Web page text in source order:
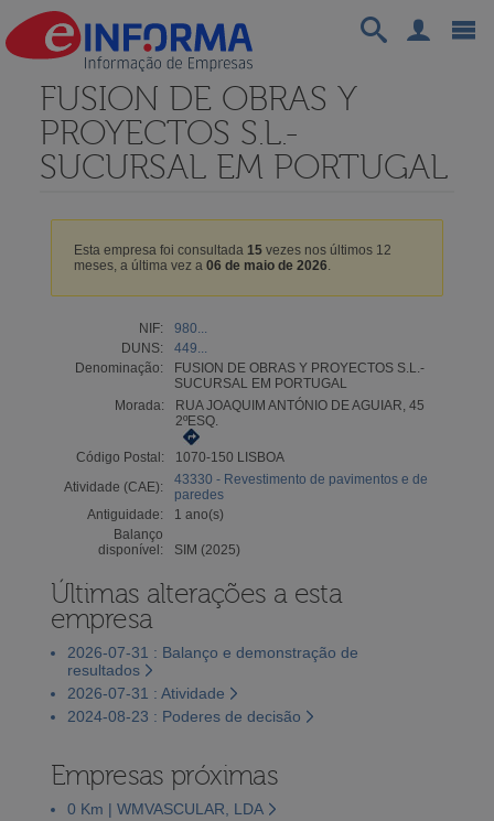
FUSION DE OBRAS Y
PROYECTOS S.L.-
SUCURSAL EM PORTUGAL
Esta empresa foi consultada 15vezes nos últimos 12
meses, a última vez a 06 de maio de 2026.
NIF:
980...
DUNS:
449...
Denominação:
FUSION DE OBRAS Y PROYECTOS S.L.-
SUCURSAL EM PORTUGAL
Morada:
RUA JOAQUIM ANTÓNIO DE AGUIAR, 45
2ºESQ.
Código Postal:
1070-150 LISBOA
Atividade (CAE):
43330 - Revestimento de pavimentos e de
paredes
Antiguidade:
1 ano(s)
Balanço
disponível:
SIM (2025)
Últimas alterações a esta
empresa
2026-07-31 : Balanço e demonstração de
resultados
2026-07-31 : Atividade
2024-08-23 : Poderes de decisão
Empresas próximas
0 Km | WMVASCULAR, LDA